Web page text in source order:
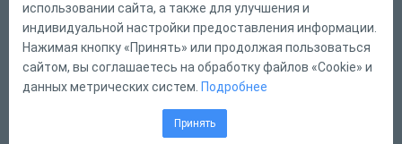
Русский
Справка
Форма обратной связи
использовании сайта, а также для улучшения и
индивидуальной настройки предоставления информации.
Нажимая кнопку «Принять» или продолжая пользоваться
сайтом, вы соглашаетесь на обработку файлов «Cookie» и
данных метрических систем. Подробнее
Принять